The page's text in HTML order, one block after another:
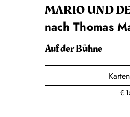
MARIO UND
nach Thomas
Auf der Bühne
Karten
€